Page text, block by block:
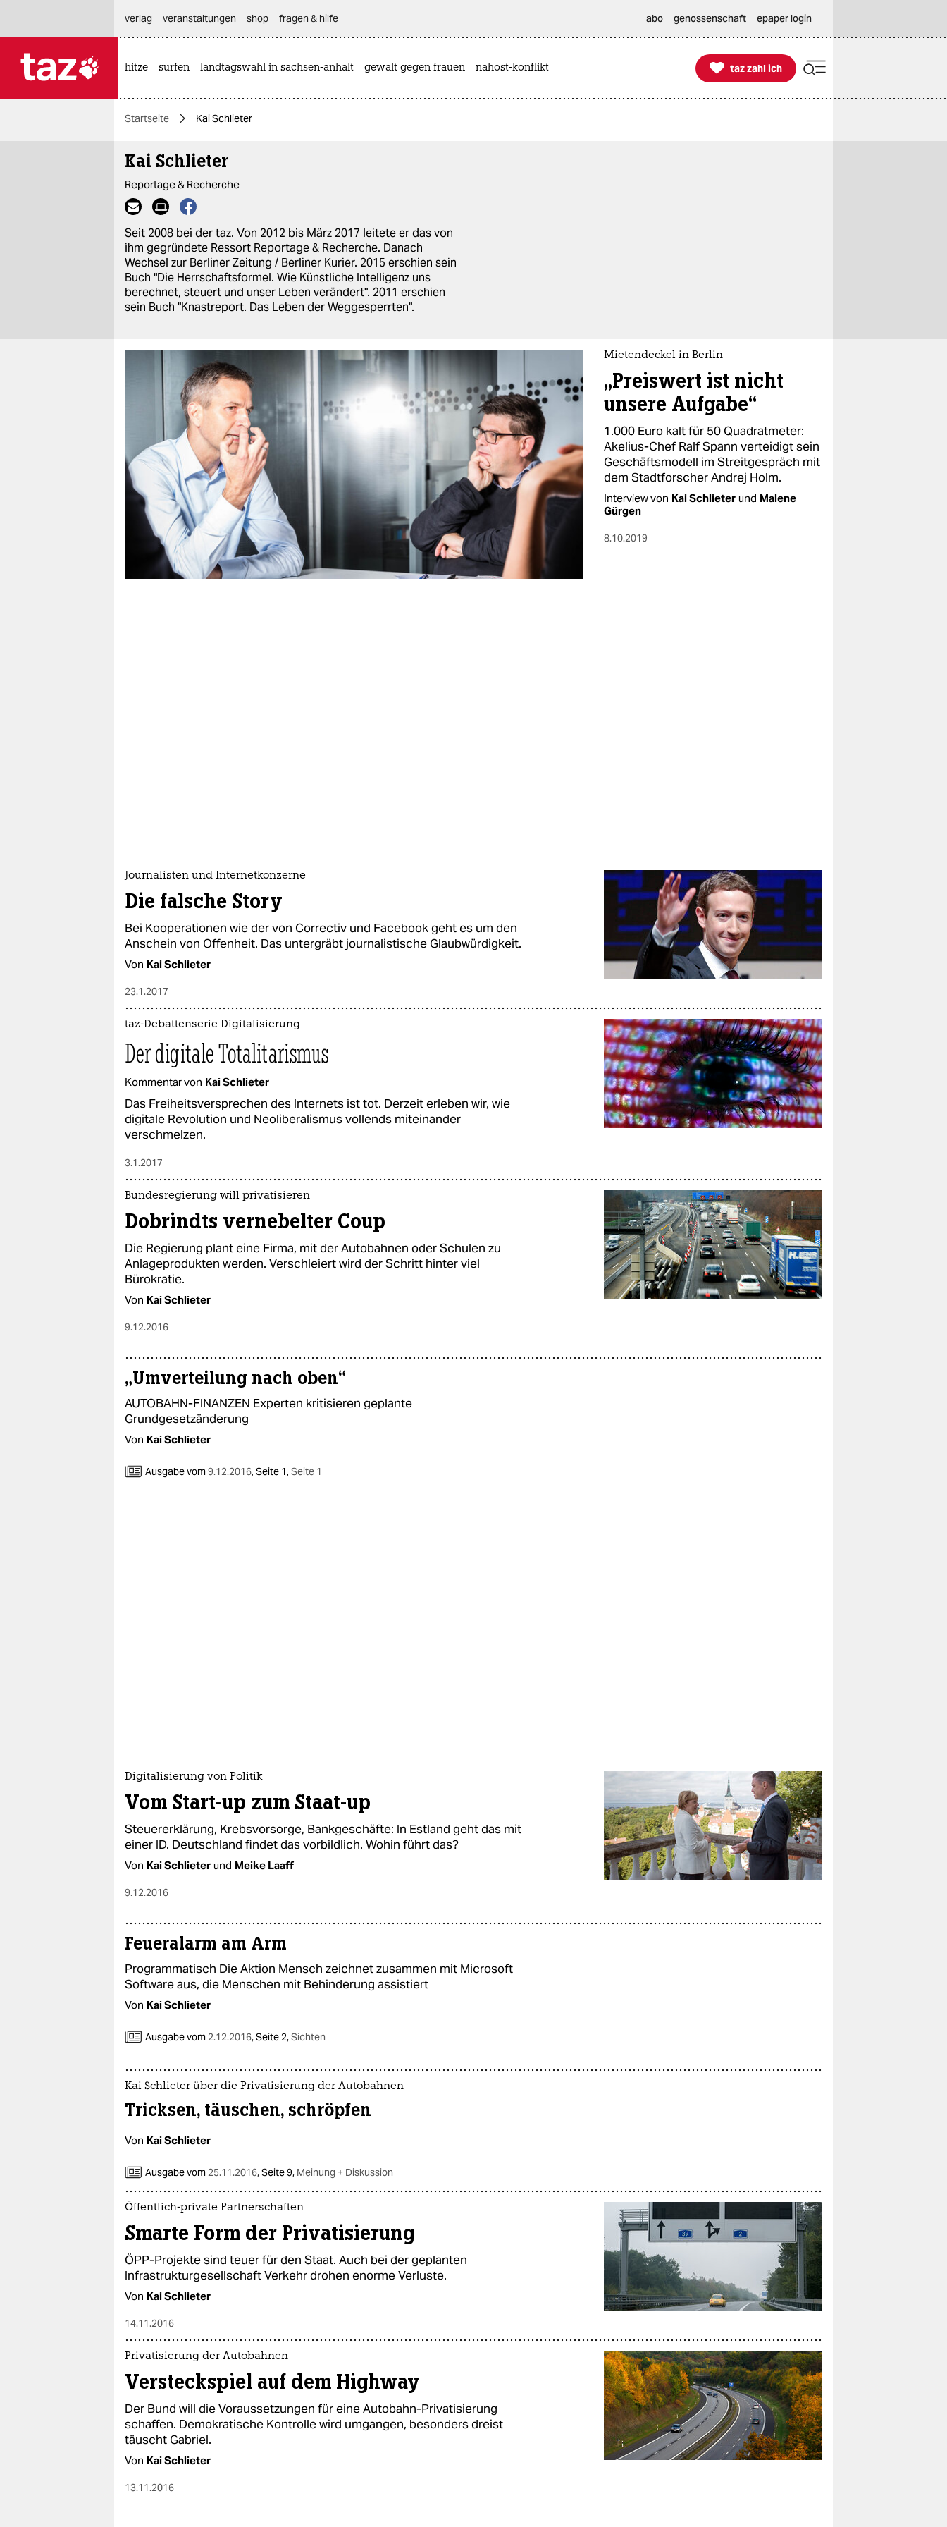
themen
politik
öko
gesellschaft
kultur
sport
nord
wahrheit
verlag
veranstaltungen
shop
fragen & hilfe
unterstützen
abo
verlag
veranstaltungen shop fragen & hilfe abo genossenschaft epaper login
hitze surfen landtagswahl in sachsen-anhalt gewalt gegen frauen nahost-konflikt 
taz zahl ich
taz zahl ich
Startseite Kai Schlieter
Kai Schlieter
Reportage & Recherche
Seit 2008 bei der taz. Von 2012 bis März 2017 leitete er das von
ihm gegründete Ressort Reportage & Recherche. Danach
Wechsel zur Berliner Zeitung / Berliner Kurier. 2015 erschien sein
Buch "Die Herrschaftsformel. Wie Künstliche Intelligenz uns
berechnet, steuert und unser Leben verändert". 2011 erschien
sein Buch "Knastreport. Das Leben der Weggesperrten".
Mietendeckel in Berlin
„Preiswert ist nicht
unsere Aufgabe“
1.000 Euro kalt für 50 Quadratmeter:
Akelius-Chef Ralf Spann verteidigt sein
Geschäftsmodell im Streitgespräch mit
dem Stadtforscher Andrej Holm.
Interview von Kai Schlieter und Malene
Gürgen
8.10.2019
Journalisten und Internetkonzerne
Die falsche Story
Bei Kooperationen wie der von Correctiv und Facebook geht es um den
Anschein von Offenheit. Das untergräbt journalistische Glaubwürdigkeit.
Von Kai Schlieter
23.1.2017
taz-Debattenserie Digitalisierung
Der digitale Totalitarismus
Kommentar von Kai Schlieter
Das Freiheitsversprechen des Internets ist tot. Derzeit erleben wir, wie
digitale Revolution und Neoliberalismus vollends miteinander
verschmelzen.
3.1.2017
Bundesregierung will privatisieren
Dobrindts vernebelter Coup
Die Regierung plant eine Firma, mit der Autobahnen oder Schulen zu
Anlageprodukten werden. Verschleiert wird der Schritt hinter viel
Bürokratie.
Von Kai Schlieter
9.12.2016
„Umverteilung nach oben“
AUTOBAHN-FINANZEN Experten kritisieren geplante
Grundgesetzänderung
Von Kai Schlieter
Ausgabe vom9.12.2016,Seite 1,Seite 1
Digitalisierung von Politik
Vom Start-up zum Staat-up
Steuererklärung, Krebsvorsorge, Bankgeschäfte: In Estland geht das mit
einer ID. Deutschland findet das vorbildlich. Wohin führt das?
Von Kai Schlieter und Meike Laaff
9.12.2016
Feueralarm am Arm
Programmatisch Die Aktion Mensch zeichnet zusammen mit Microsoft
Software aus, die Menschen mit Behinderung assistiert
Von Kai Schlieter
Ausgabe vom 2.12.2016,Seite 2,Sichten
Kai Schlieter über die Privatisierung der Autobahnen
Tricksen, täuschen, schröpfen
Von Kai Schlieter
Ausgabe vom 25.11.2016,Seite 9, Meinung + Diskussion
Öffentlich-private Partnerschaften
Smarte Form der Privatisierung
ÖPP-Projekte sind teuer für den Staat. Auch bei der geplanten
Infrastrukturgesellschaft Verkehr drohen enorme Verluste.
Von Kai Schlieter
14.11.2016
Privatisierung der Autobahnen
Versteckspiel auf dem Highway
Der Bund will die Voraussetzungen für eine Autobahn-Privatisierung
schaffen. Demokratische Kontrolle wird umgangen, besonders dreist
täuscht Gabriel.
Von Kai Schlieter
13.11.2016